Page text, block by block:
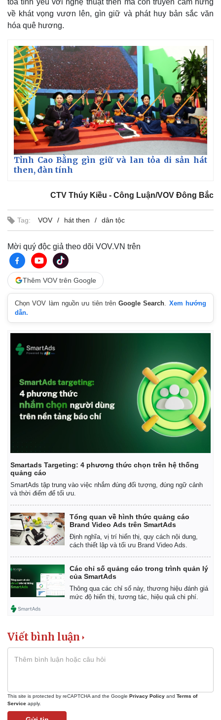
Thể thao
Bóng đá
Lịch thi đấu bóng đá
Thế giới thể thao
eSports
Hậu trường
Ô tô - Xe máy
Ô tô
Xe máy
Tư vấn
tỏa tình yêu với nghệ thuật then mà còn truyền cảm hứng
về khát vọng vươn lên, gìn giữ và phát huy bản sắc văn
hóa quê hương.
Tỉnh Cao Bằng gìn giữ và lan tỏa di sản hát
then, đàn tính
CTV Thúy Kiều - Công Luận/VOV Đông Bắc
Tag: VOV hát then dân tộc
Mời quý độc giả theo dõi VOV.VN trên
Thêm VOV trên Google
Chọn VOV làm nguồn ưu tiên trênGoogle Search
Xem hướng
dẫn.
Smartads Targeting: 4 phương thức chọn trên hệ thống
quảng cáo
SmartAds tập trung vào việc nhắm đúng đối tượng, đúng ngữ cảnh
và thời điểm để tối ưu.
Tổng quan về hình thức quảng cáo
Brand Video Ads trên SmartAds
Định nghĩa, vị trí hiển thị, quy cách nội dung,
cách thiết lập và tối ưu Brand Video Ads.
Các chỉ số quảng cáo trong trình quản lý
của SmartAds
Thông qua các chỉ số này, thương hiệu đánh giá
mức độ hiển thị, tương tác, hiệu quả chi phí.
Viết bình luận
This site is protected by reCAPTCHA and the Google Privacy Policy and Terms of
Service apply.